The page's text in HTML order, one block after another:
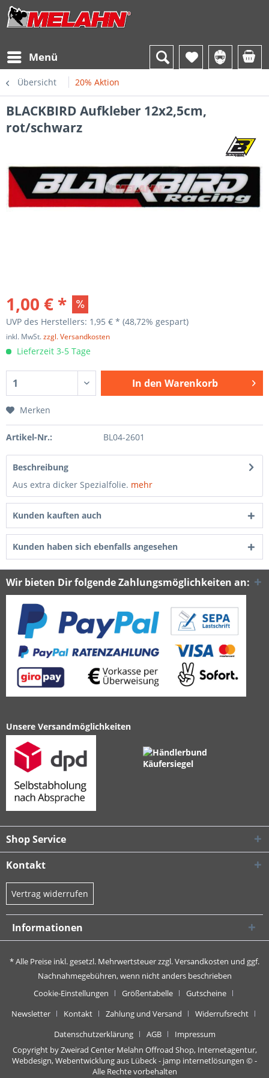
Menü
Übersicht 20% Aktion
BLACKBIRD Aufkleber 12x2,5cm,
rot/schwarz
1,00 € *
UVP des Herstellers: 1,95 € * (48,72% gespart)
inkl. MwSt.zzgl. Versandkosten
Lieferzeit 3-5 Tage
In den Warenkorb
Merken
Artikel-Nr.: BL04-2601
Beschreibung
Aus extra dicker Spezialfolie. mehr
Kunden kauften auch
Kunden haben sich ebenfalls angesehen
Wir bieten Dir folgende Zahlungsmöglichkeiten an:
Unsere Versandmöglichkeiten
Shop Service
Kontakt
Vertrag widerrufen
Informationen
* Alle Preise inkl. gesetzl. Mehrwertsteuer zzgl.Versandkosten und ggf.
Nachnahmegebühren, wenn nicht anders beschrieben
Cookie-Einstellungen
Größentabelle
Gutscheine
Newsletter
Kontakt Zahlung und Versand
Widerrufsrecht
Datenschutzerklärung
AGB
Impressum
Copyright by Zweirad Center Melahn Offroad Shop, Internetagentur,
Webdesign, Webentwicklung aus Lübeck - jamp internetlösungen © -
Alle Rechte vorbehalten